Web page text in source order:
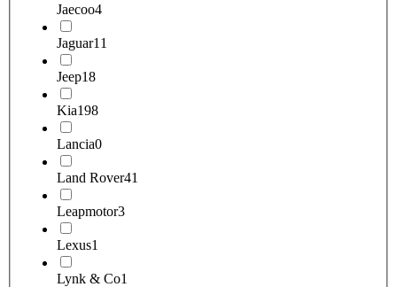
Jaecoo4
Jaguar11
Jeep18
Kia198
Lancia0
Land Rover41
Leapmotor3
Lexus1
Lynk & Co1